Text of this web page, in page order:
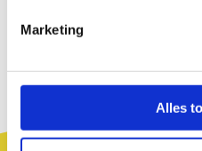
Marketing
Alles